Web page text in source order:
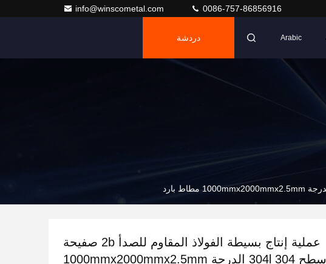
info@winscometal.com 0086-757-86856916
Arabic دردشة
عملية إنتاج بسيطة الفولاذ المقاوم للصدأ 2b صفيحة
سطح 304 304l الدرجة 1000mmx2000mmx2.5mm